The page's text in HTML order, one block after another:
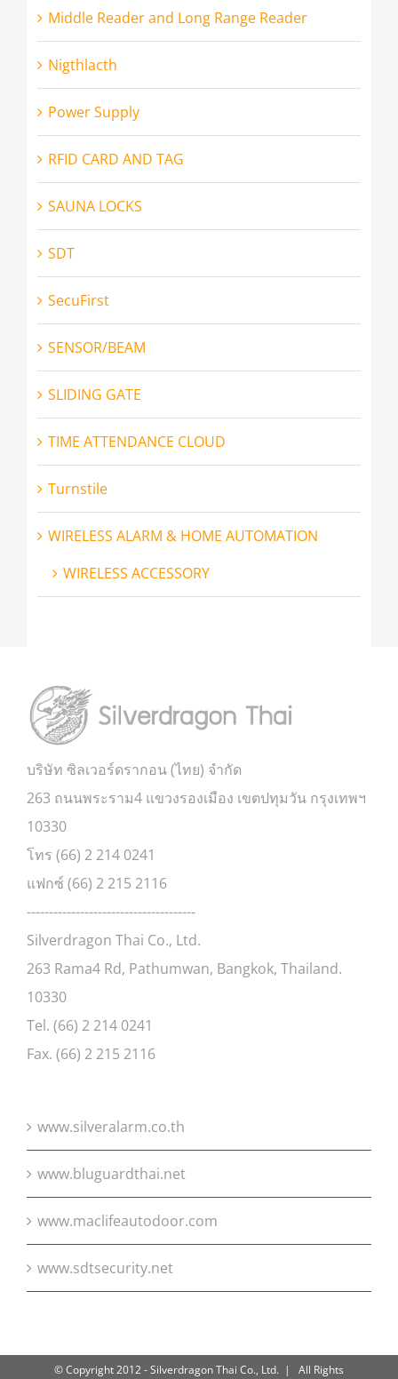
Middle Reader and Long Range Reader
Nigthlacth
Power Supply
RFID CARD AND TAG
SAUNA LOCKS
SDT
SecuFirst
SENSOR/BEAM
SLIDING GATE
TIME ATTENDANCE CLOUD
Turnstile
WIRELESS ALARM & HOME AUTOMATION
WIRELESS ACCESSORY
บริษัท ซิลเวอร์ดรากอน (ไทย) จำกัด
263 ถนนพระราม4 แขวงรองเมือง เขตปทุมวัน กรุงเทพฯ
10330
โทร (66) 2 214 0241
แฟกซ์ (66) 2 215 2116
--------------------------------------
Silverdragon Thai Co., Ltd.
263 Rama4 Rd, Pathumwan, Bangkok, Thailand.
10330
Tel. (66) 2 214 0241
Fax. (66) 2 215 2116
www.silveralarm.co.th
www.bluguardthai.net
www.maclifeautodoor.com
www.sdtsecurity.net
© Copyright 2012 - Silverdragon Thai Co., Ltd. | All Rights